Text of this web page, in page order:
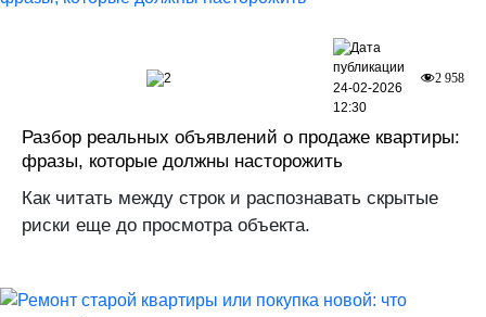
Разбор реальных объявлений о продаже квартиры:
фразы, которые должны насторожить
Как читать между строк и распознавать скрытые
риски еще до просмотра объекта.
2 2 958
24-02-2026
12:30